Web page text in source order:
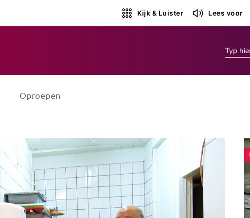
Kijk & Luister Lees voor
Oproepen